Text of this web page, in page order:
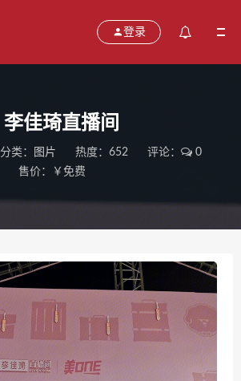
登录
李佳琦直播间
分类： 图片 热度：652 评论：
0
售价：￥免费